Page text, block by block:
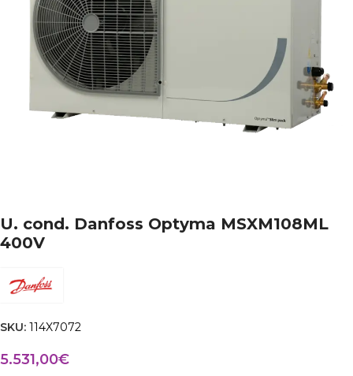
U. cond. Danfoss Optyma MSXM108ML
400V
SKU: 114X7072
5.531,00€